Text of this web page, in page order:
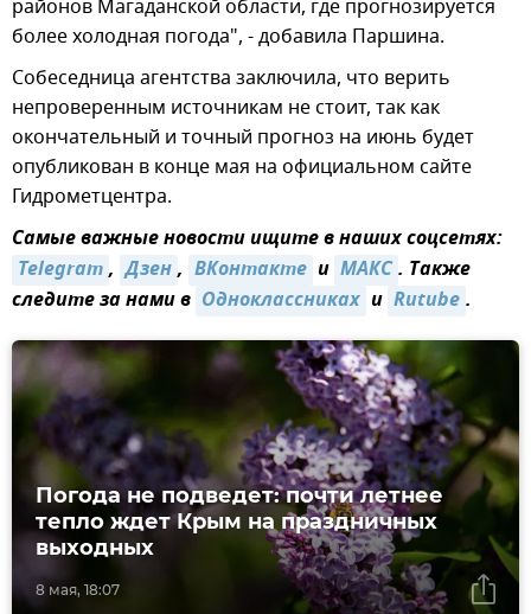
районов Магаданской области, где прогнозируется
более холодная погода", - добавила Паршина.
Собеседница агентства заключила, что верить
непроверенным источникам не стоит, так как
окончательный и точный прогноз на июнь будет
опубликован в конце мая на официальном сайте
Гидрометцентра.
Самые важные новости ищите в наших соцсетях:
Telegram, Дзен, ВКонтакте и MAКС. Также
следите за нами в Одноклассниках и Rutube.
8 мая, 18:07
Погода не подведет: почти летнее
тепло ждет Крым на праздничных
выходных